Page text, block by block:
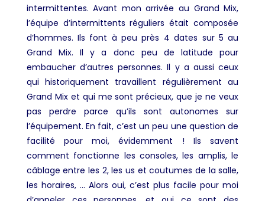
intermittentes. Avant mon arrivée au Grand Mix,
l’équipe d’intermittents réguliers était composée
d’hommes. Ils font à peu près 4 dates sur 5 au
Grand Mix. Il y a donc peu de latitude pour
embaucher d’autres personnes. Il y a aussi ceux
qui historiquement travaillent régulièrement au
Grand Mix et qui me sont précieux, que je ne veux
pas perdre parce qu’ils sont autonomes sur
l’équipement. En fait, c’est un peu une question de
facilité pour moi, évidemment ! Ils savent
comment fonctionne les consoles, les amplis, le
câblage entre les 2, les us et coutumes de la salle,
les horaires, … Alors oui, c’est plus facile pour moi